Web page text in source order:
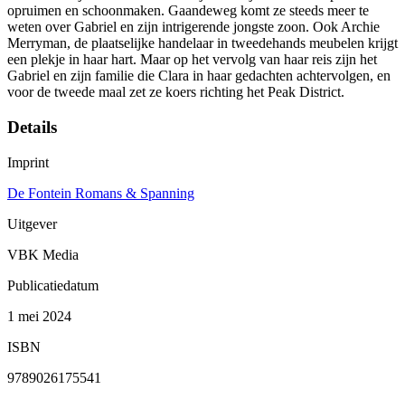
opruimen en schoonmaken. Gaandeweg komt ze steeds meer te
weten over Gabriel en zijn intrigerende jongste zoon. Ook Archie
Merryman, de plaatselijke handelaar in tweedehands meubelen krijgt
een plekje in haar hart. Maar op het vervolg van haar reis zijn het
Gabriel en zijn familie die Clara in haar gedachten achtervolgen, en
voor de tweede maal zet ze koers richting het Peak District.
Details
Imprint
De Fontein Romans & Spanning
Uitgever
VBK Media
Publicatiedatum
1 mei 2024
ISBN
9789026175541